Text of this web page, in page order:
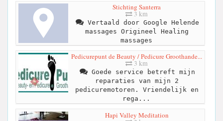
Stichting Santerra
3 km
Vertaald door Google Helende
massages Origineel Healing
massages
Pedicurepunt de Beauty / Pedicure Groothande...
3 km
Goede service betreft mijn
reparaties van mijn 2
pedicuremotoren. Vriendelijk en
rega...
Hapi Valley Meditation